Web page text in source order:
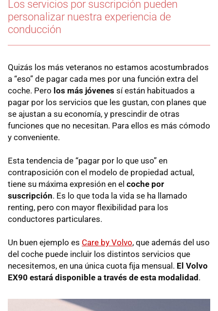
Los servicios por suscripción pueden
personalizar nuestra experiencia de
conducción
Quizás los más veteranos no estamos acostumbrados
a “eso” de pagar cada mes por una función extra del
coche. Pero los más jóvenes sí están habituados a
pagar por los servicios que les gustan, con planes que
se ajustan a su economía, y prescindir de otras
funciones que no necesitan. Para ellos es más cómodo
y conveniente.
Esta tendencia de “pagar por lo que uso” en
contraposición con el modelo de propiedad actual,
tiene su máxima expresión en el coche por
suscripción. Es lo que toda la vida se ha llamado
renting, pero con mayor flexibilidad para los
conductores particulares.
Un buen ejemplo es Care by Volvo, que además del uso
del coche puede incluir los distintos servicios que
necesitemos, en una única cuota fija mensual. El Volvo
EX90 estará disponible a través de esta modalidad .